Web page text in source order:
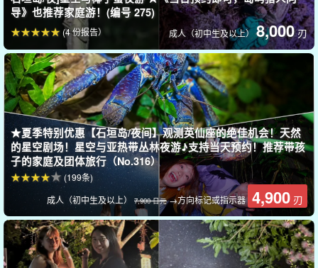
如果没看成，再次挑战只需半价！
海龟是野生动物。因此，我们无法保证 100% 的邂逅。
导》也推荐家庭游！(编号 275)
成人（初中生及以上）8,000 刃
(4 份报告）
★夏季特别优惠【石垣岛/夜间】观测英仙座的绝佳机会！天然
的星空剧场！星空与亚热带丛林夜游♪支持当天预约！推荐带孩
子的家庭及团体旅行（No.316）
成人（初中生及以上） 7,900 日元→方向标记或指示器 4,900 刃
(199条)